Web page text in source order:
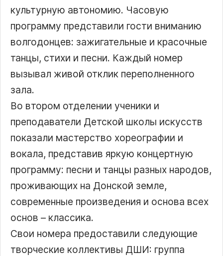
культурную автономию. Часовую
программу представили гости вниманию
волгодонцев: зажигательные и красочные
танцы, стихи и песни. Каждый номер
вызывал живой отклик переполненного
зала.
Во втором отделении ученики и
преподаватели Детской школы искусств
показали мастерство хореографии и
вокала, представив яркую концертную
программу: песни и танцы разных народов,
проживающих на Донской земле,
современные произведения и основа всех
основ – классика.
Свои номера предоставили следующие
творческие коллективы ДШИ: группа